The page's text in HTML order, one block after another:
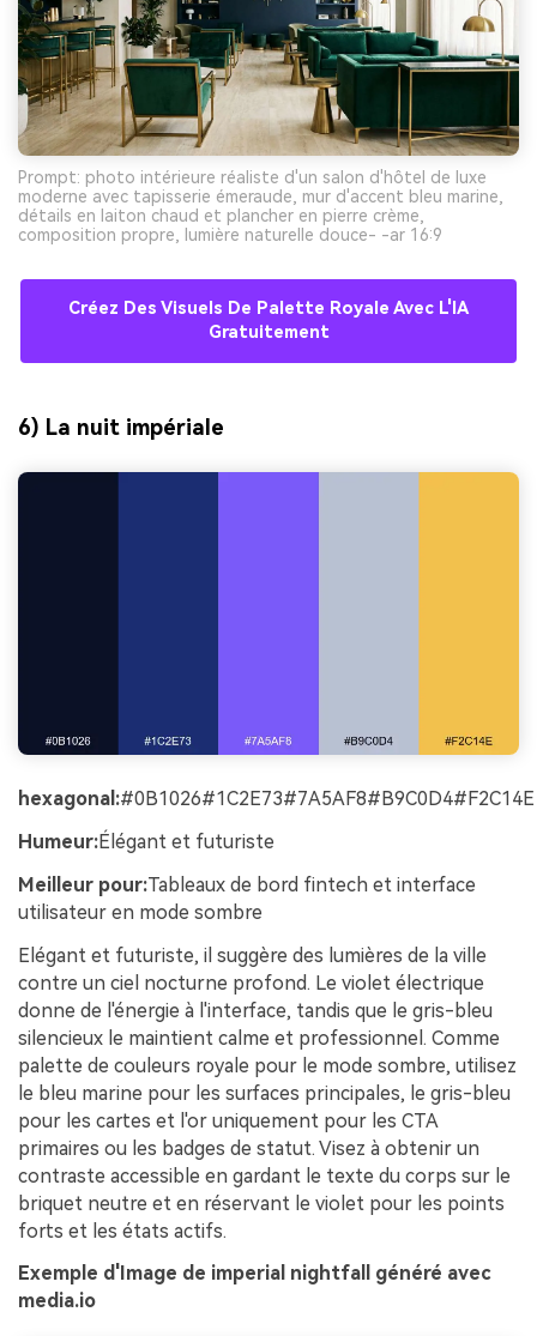
Prompt: photo intérieure réaliste d'un salon d'hôtel de luxe
moderne avec tapisserie émeraude, mur d'accent bleu marine,
détails en laiton chaud et plancher en pierre crème,
composition propre, lumière naturelle douce- -ar 16:9
Créez Des Visuels De Palette Royale Avec L'IA
Gratuitement
6) La nuit impériale
hexagonal:#0B1026#1C2E73#7A5AF8#B9C0D4#F2C14E
Humeur:Élégant et futuriste
Meilleur pour:Tableaux de bord fintech et interface
utilisateur en mode sombre
Elégant et futuriste, il suggère des lumières de la ville
contre un ciel nocturne profond. Le violet électrique
donne de l'énergie à l'interface, tandis que le gris-bleu
silencieux le maintient calme et professionnel. Comme
palette de couleurs royale pour le mode sombre, utilisez
le bleu marine pour les surfaces principales, le gris-bleu
pour les cartes et l'or uniquement pour les CTA
primaires ou les badges de statut. Visez à obtenir un
contraste accessible en gardant le texte du corps sur le
briquet neutre et en réservant le violet pour les points
forts et les états actifs.
Exemple d'Image de imperial nightfall généré avec
media.io